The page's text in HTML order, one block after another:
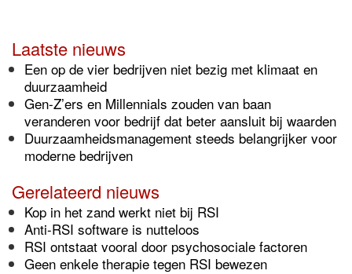
Laatste nieuws
Een op de vier bedrijven niet bezig met klimaat en
duurzaamheid
Gen-Z’ers en Millennials zouden van baan
veranderen voor bedrijf dat beter aansluit bij waarden
Duurzaamheidsmanagement steeds belangrijker voor
moderne bedrijven
Gerelateerd nieuws
Kop in het zand werkt niet bij RSI
Anti-RSI software is nutteloos
RSI ontstaat vooral door psychosociale factoren
Geen enkele therapie tegen RSI bewezen